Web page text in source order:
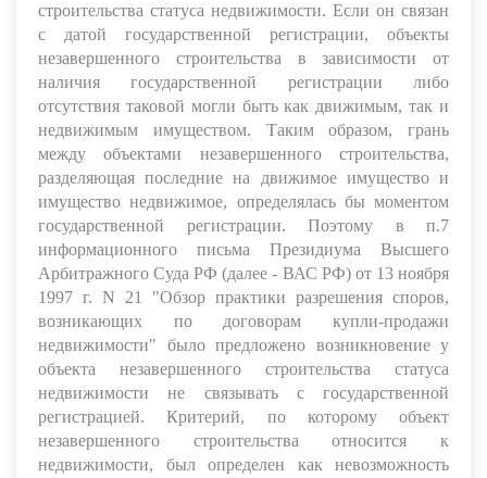
строительства статуса недвижимости. Если он связан
с датой государственной регистрации, объекты
незавершенного строительства в зависимости от
наличия государственной регистрации либо
отсутствия таковой могли быть как движимым, так и
недвижимым имуществом. Таким образом, грань
между объектами незавершенного строительства,
разделяющая последние на движимое имущество и
имущество недвижимое, определялась бы моментом
государственной регистрации. Поэтому в п.7
информационного письма Президиума Высшего
Арбитражного Суда РФ (далее - ВАС РФ) от 13 ноября
1997 г. N 21 "Обзор практики разрешения споров,
возникающих по договорам купли-продажи
недвижимости" было предложено возникновение у
объекта незавершенного строительства статуса
недвижимости не связывать с государственной
регистрацией. Критерий, по которому объект
незавершенного строительства относится к
недвижимости, был определен как невозможность